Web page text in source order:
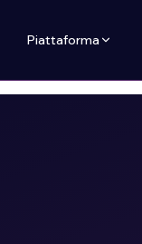
Piattaforma